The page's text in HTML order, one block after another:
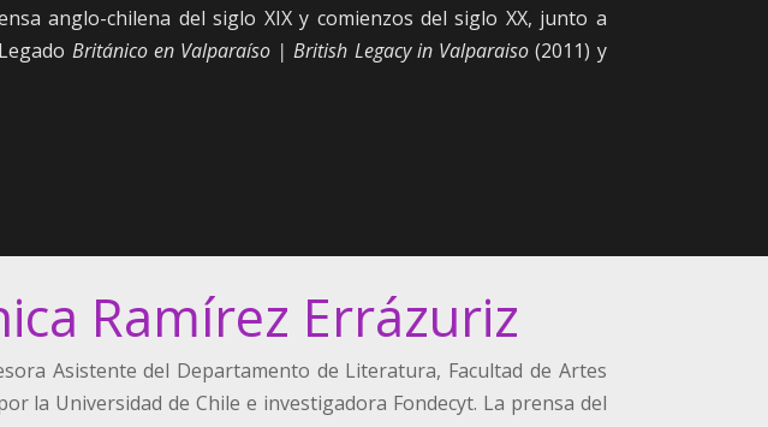
anglo-chilena del siglo XIX y comienzos del siglo XX, junto a
Británico en Valparaíso | British Legacy in Valparaiso (2011) y
Ramírez Errázuriz
Asistente del Departamento de Literatura, Facultad de Artes
la Universidad de Chile e investigadora Fondecyt. La prensa del